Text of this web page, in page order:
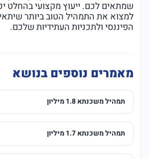
שמתאים לכם. ייעוץ מקצועי בהחלט
למצוא את התמהיל הטוב ביותר
הפיננסי ולתכניות העתידיות שלכם.
מאמרים נוספים בנושא
תמהיל משכנתא 1.8 מיליון
תמהיל משכנתא 1.7 מיליון